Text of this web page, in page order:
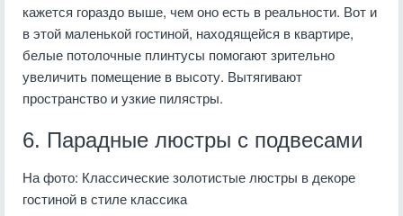
кажется гораздо выше, чем оно есть в реальности. Вот и
в этой маленькой гостиной, находящейся в квартире,
белые потолочные плинтусы помогают зрительно
увеличить помещение в высоту. Вытягивают
пространство и узкие пилястры.
6. Парадные люстры с подвесами
На фото: Классические золотистые люстры в декоре
гостиной в стиле классика